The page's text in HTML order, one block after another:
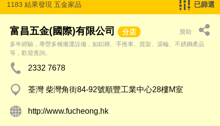
1183 結果發現 五金家品 已篩選
富昌五金(國際)有限公司 分店
贊助
多年經驗，專營多種搬運設備，如鋁梯、手推車、貨架、滾輪、不銹鋼產品
等，歡迎查詢。
2332 7678
荃灣 柴灣角街84-92號順豐工業中心28樓M室
http://www.fucheong.hk